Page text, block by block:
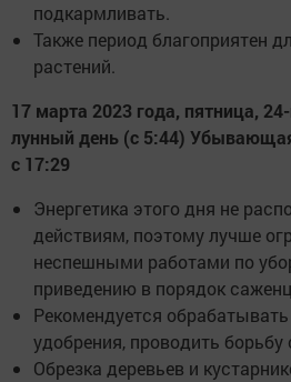
подкармливать.
Также период благоприятен
растений.
17 марта 2023 года, пятница,
лунный день (с 5:44)
с 17:29
Энергетика этого дня не
действиям, поэтому лучше
неспешными работами по
приведению в порядок
Рекомендуется
удобрения, проводить борьбу
Обрезка деревьев и